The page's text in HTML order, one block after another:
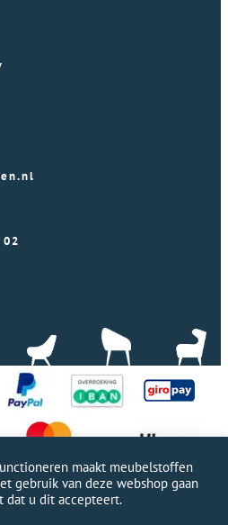
website door Webworx
maakt meubelstoffen
gebruik van deze webshop gaan
dat u dit accepteert.